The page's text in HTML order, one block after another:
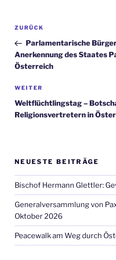
Beitrags-
Vorheriger
Beitrag
ZURÜCK
Parlamentarische
Anerkennung des Staates
Österreich
Nächster
Beitrag
WEITER
Weltflüchtlingstag –
Religionsvertretern in
NEUESTE BEITRÄGE
Bischof Hermann Glettler:
Generalversammlung von
Oktober 2026
Peacewalk am Weg durch